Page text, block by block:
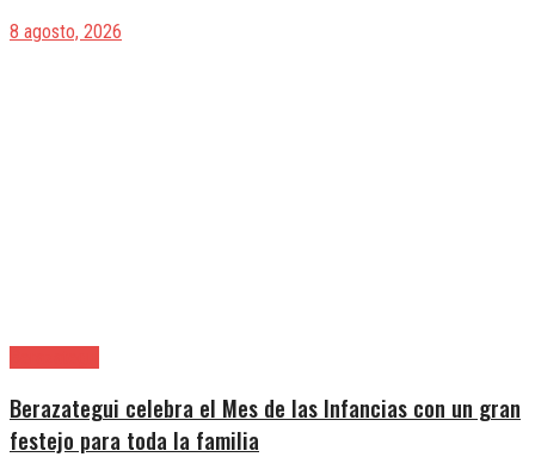
8 agosto, 2026
Berazategui celebra el Mes de las Infancias con un gran
festejo para toda la familia